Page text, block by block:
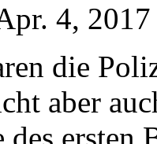
4,
die
aber